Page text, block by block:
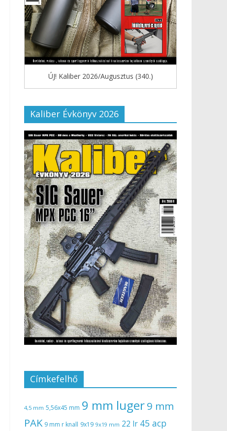
ÚJ! Kaliber 2026/Augusztus (340.)
Kaliber Évkönyv 2026
Címkefelhő
4,5 mm 5,56x45 mm 9 mm luger9 mm
PAK 9 mm r knall 9x19 9x19 mm 22 lr 45 acp